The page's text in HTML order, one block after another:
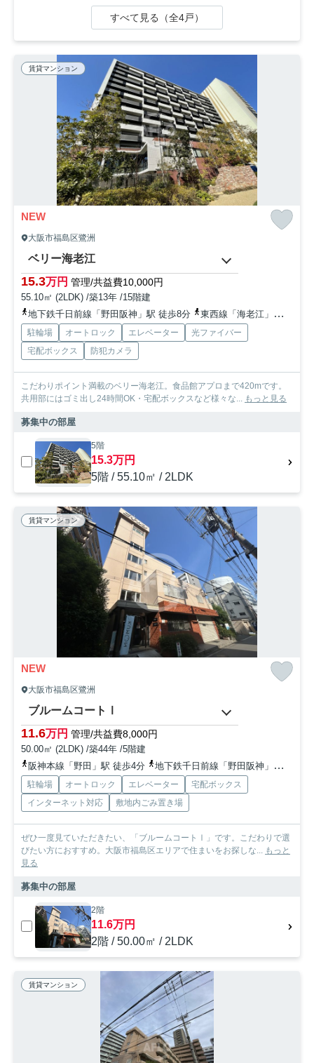
すべて見る（全4戸）
賃貸マンション
NEW
大阪市福島区鷺洲
ベリー海老江
15.3万円 管理/共益費10,000円
55.10㎡ (2LDK) /築13年 /15階建
地下鉄千日前線「野田阪神」駅 徒歩8分
東西線「海老江」駅 徒歩9分
駐輪場 オートロック エレベーター
光ファイバー
宅配ボックス
防犯カメラ
こだわりポイント満載のベリー海老江。食品館アプロまで420mです。
共用部にはゴミ出し24時間OK・宅配ボックスなど様々な... もっと見る
募集中の部屋
5階
15.3万円
5階 / 55.10㎡ / 2LDK
賃貸マンション
NEW
大阪市福島区鷺洲
ブルームコートⅠ
11.6万円 管理/共益費8,000円
50.00㎡ (2LDK) /築44年 /5階建
阪神本線「野田」駅 徒歩4分
地下鉄千日前線「野田阪神」駅 徒歩6分
駐輪場 オートロック エレベーター
宅配ボックス
インターネット対応
敷地内ごみ置き場
ぜひ一度見ていただきたい、「ブルームコートⅠ」です。こだわりで選
びたい方におすすめ。大阪市福島区エリアで住まいをお探しな... もっと
見る
募集中の部屋
2階
11.6万円
2階 / 50.00㎡ / 2LDK
賃貸マンション